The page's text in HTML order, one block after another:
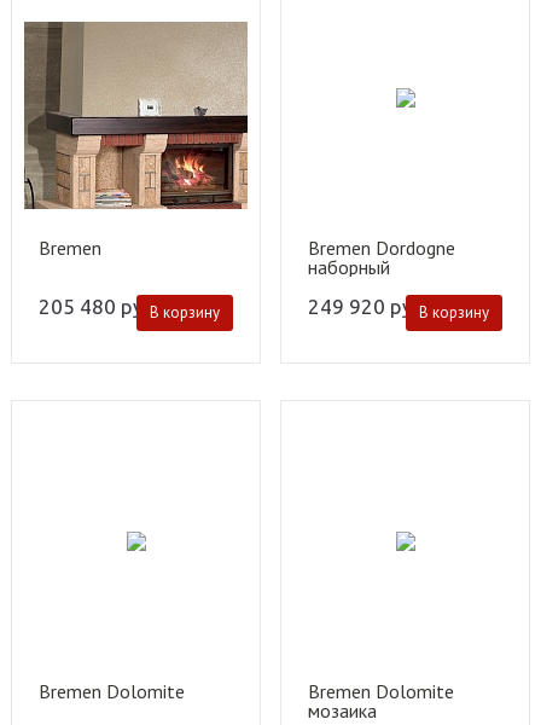
Bremen
205 480 руб.В корзину
Bremen Dordogne
наборный
249 920 руб.В корзину
Bremen Dolomite
Bremen Dolomite
мозаика